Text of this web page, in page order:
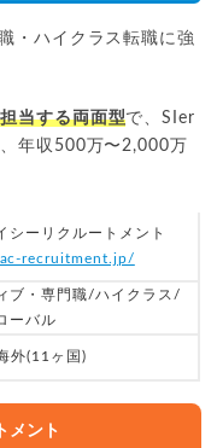
・ハイクラス転職に強
当する両面型で、SIer
年収500万〜2,000万
シーリクルートメント
recruitment.jp/
ブ・専門職/ハイクラス/
ーバル
外(11ヶ国)
メント